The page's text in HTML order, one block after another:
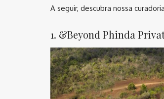
A seguir, descubra nossa
1. &Beyond Phinda